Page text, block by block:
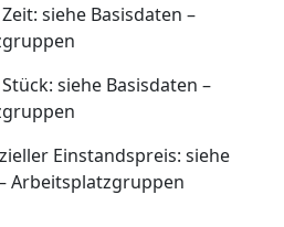
siehe Basisdaten –
siehe Basisdaten –
Einstandspreis: siehe
Arbeitsplatzgruppen